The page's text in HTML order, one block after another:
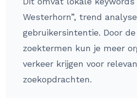
Westerhorn”, trend
gebruikersintentie. Door
zoektermen kun je meer
verkeer krijgen voor
zoekopdrachten.